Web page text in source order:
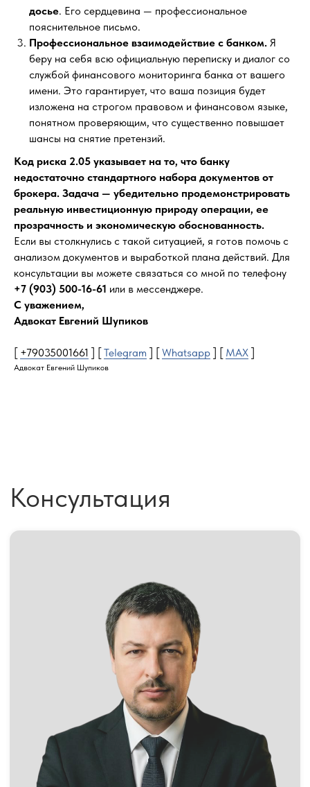
досье. Его сердцевина — профессиональное
пояснительное письмо.
Профессиональное взаимодействие с банком. Я
беру на себя всю официальную переписку и диалог со
службой финансового мониторинга банка от вашего
имени. Это гарантирует, что ваша позиция будет
изложена на строгом правовом и финансовом языке,
понятном проверяющим, что существенно повышает
шансы на снятие претензий.
Код риска 2.05 указывает на то, что банку
недостаточно стандартного набора документов от
брокера. Задача — убедительно продемонстрировать
реальную инвестиционную природу операции, ее
прозрачность и экономическую обоснованность.
Если вы столкнулись с такой ситуацией, я готов помочь с
анализом документов и выработкой плана действий. Для
консультации вы можете связаться со мной по телефону
+7 (903) 500-16-61 или в мессенджере.
С уважением,
Адвокат Евгений Шупиков
[ +79035001661 ] [Telegram ] [Whatsapp ] [ MAX ]
Адвокат Евгений Шупиков
Оставьте заявку
на консультацию
Напишите мне в мессенджер
Telegram Mакс
или укажите номер и я перезвоню
WhatsApp
+7
Согласен на обработку данных (Политика)
НА ГЛАВНУЮ
АДВОКАТ
ШУПИКОВ Е.В.
РАЗБЛОКИРОВКА 161-ФЗ
НАЛОГОВАЯ ЗАЩИТА
ОТЗЫВЫ И КЕЙСЫ
ВТОРОЕ МНЕНИЕ
Политика конфиденциальности
Шупиков Евгений Валерьевич
Адвокатская палата Московской области
Центральная Московская Коллегия Адвокатов
ОГРН/ИНН: 1147799016386 / 7703481276
Москва, Зоологическая 22
Реестр 50/10387
Зоологическая 22
Мы работаем пн.-пт. 10:00-19:00